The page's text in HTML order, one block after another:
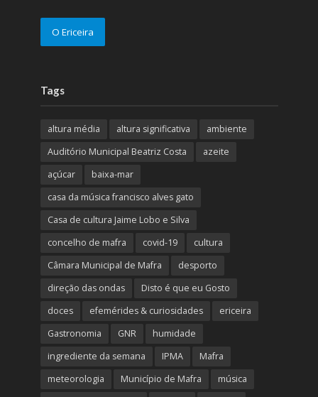
O Ericeira
Tags
altura média altura significativa
ambiente
Auditório Municipal Beatriz Costa
azeite
açúcar
baixa-mar
casa da música francisco alves gato
Casa de cultura Jaime Lobo e Silva
concelho de mafra
covid-19
cultura
Câmara Municipal de Mafra
desporto
direção das ondas
Disto é que eu Gosto
doces
efemérides & curiosidades
ericeira
Gastronomia
GNR
humidade
ingrediente da semana
IPMA
Mafra
meteorologia
Município de Mafra
música